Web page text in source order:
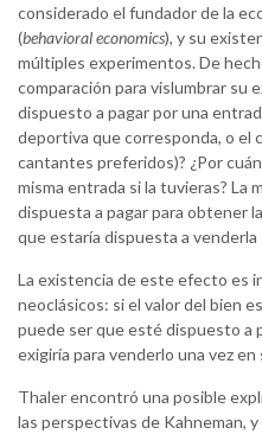
considerado el fundador de la
(behavioral economics), y su
múltiples experimentos. De
comparación para vislumbrar su
dispuesto a pagar por una
deportiva que corresponda, o el
cantantes preferidos)? ¿Por
misma entrada si la tuvieras? La
dispuesta a pagar para obtener
que estaría dispuesta a venderla
La existencia de este efecto es
neoclásicos: si el valor del bien
puede ser que esté dispuesto a
exigiría para venderlo una vez en
Thaler encontró una posible
las perspectivas de Kahneman,